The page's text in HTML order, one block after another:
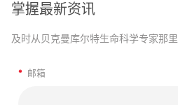
掌握最新资讯
及时从贝克曼库尔特生命科学专家那
* 邮箱